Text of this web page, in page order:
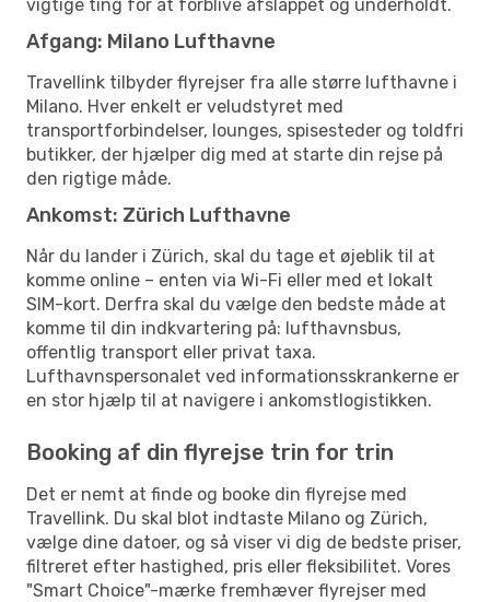
vigtige ting for at forblive afslappet og underholdt.
Afgang: Milano Lufthavne
Travellink tilbyder flyrejser fra alle større lufthavne i
Milano. Hver enkelt er veludstyret med
transportforbindelser, lounges, spisesteder og toldfri
butikker, der hjælper dig med at starte din rejse på
den rigtige måde.
Ankomst: Zürich Lufthavne
Når du lander i Zürich, skal du tage et øjeblik til at
komme online – enten via Wi-Fi eller med et lokalt
SIM-kort. Derfra skal du vælge den bedste måde at
komme til din indkvartering på: lufthavnsbus,
offentlig transport eller privat taxa.
Lufthavnspersonalet ved informationsskrankerne er
en stor hjælp til at navigere i ankomstlogistikken.
Booking af din flyrejse trin for trin
Det er nemt at finde og booke din flyrejse med
Travellink. Du skal blot indtaste Milano og Zürich,
vælge dine datoer, og så viser vi dig de bedste priser,
filtreret efter hastighed, pris eller fleksibilitet. Vores
"Smart Choice"-mærke fremhæver flyrejser med